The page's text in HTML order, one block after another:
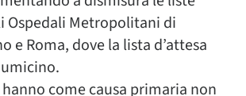
Ospedali Metropolitani di
e Roma, dove la lista d’attesa
come causa primaria non